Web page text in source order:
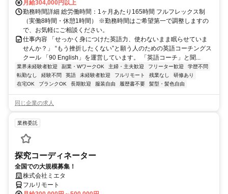
月給304,000円以上
勤務時間詳細 総労働時間：1ヶ月あたり165時間 フルフレックス制
（実働8時間・休憩1時間） ※勤務時間はご希望第一で調整しますの
で、お気軽にご相談ください。
仕事内容 「せっかく身につけた英語力、使わないまま眠らせていま
せんか？」 “もう挫折したくない”と願う人のための英語コーチングス
クール 「90 English」を運営しています。 「英語コーチ」と聞...
業界未経験者歓迎 副業・WワークOK 主婦・主夫歓迎 フリーター歓迎
学歴不問
転勤なし
経験不問 英語 未経験者歓迎 フルリモート 残業なし
研修あり
在宅OK
ブランクOK 長期歓迎 服装自由 履歴書不要 髪型・髪色自由
同じ企業の求人
業務委託
探究コーディネーター
全国での大規模募集！
株式会社ミエタ
フルリモート